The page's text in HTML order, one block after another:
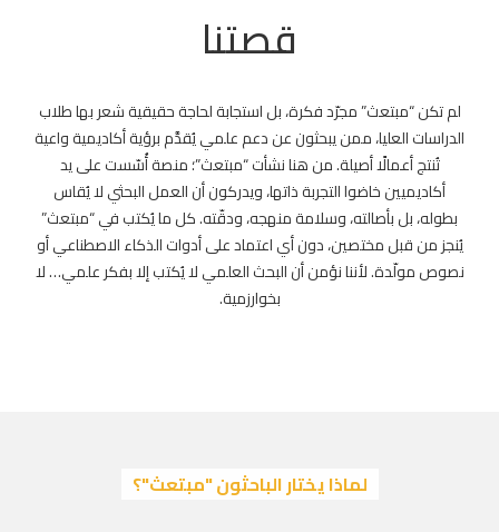
قصتنا
لم تكن “مبتعث” مجرّد فكرة، بل استجابة لحاجة حقيقية شعر بها طلاب
الدراسات العليا، ممن يبحثون عن دعم علمي يُقدَّم برؤية أكاديمية واعية
تُنتج أعمالًا أصيلة. من هنا نشأت “مبتعث”؛ منصة أُسّست على يد
أكاديميين خاضوا التجربة ذاتها، ويدركون أن العمل البحثي لا يُقاس
بطوله، بل بأصالته، وسلامة منهجه، ودقّته. كل ما يُكتب في “مبتعث”
يُنجز من قبل مختصين، دون أي اعتماد على أدوات الذكاء الاصطناعي أو
نصوص مولّدة. لأننا نؤمن أن البحث العلمي لا يُكتب إلا بفكر علمي… لا
بخوارزمية.
لماذا يختار الباحثون "مبتعث"؟